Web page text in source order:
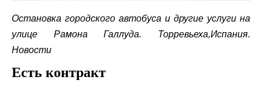
Остановка городского автобуса и другие услуги на
улице Рамона Галлуда. Торревьеха,Испания.
Новости
Есть контракт